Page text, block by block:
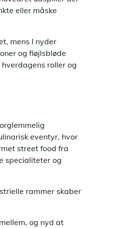
eller måske
mens I nyder
og fløjlsbløde
roller og
eventyr, hvor
street food fra
specialiteter og
rammer skaber
og nyd at